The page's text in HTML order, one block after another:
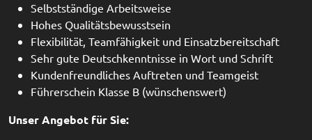
Selbstständige Arbeitsweise
Hohes Qualitätsbewusstsein
Flexibilität, Teamfähigkeit und Einsatzbereitschaft
Sehr gute Deutschkenntnisse in Wort und Schrift
Kundenfreundliches Auftreten und Teamgeist
Führerschein Klasse B (wünschenswert)
Unser Angebot für Sie: